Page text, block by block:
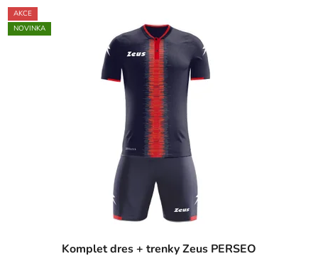
AKCE
NOVINKA
Komplet dres + trenky Zeus PERSEO